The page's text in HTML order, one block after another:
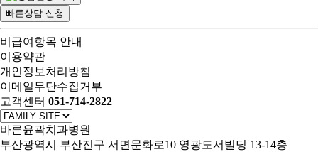
빠른상담 신청
비급여항목 안내
이용약관
개인정보처리방침
이메일무단수집거부
고객센터 051-714-2822
바른윤곽치과병원
부산광역시 부산진구 서면문화로10 영광도서빌딩 13-14층